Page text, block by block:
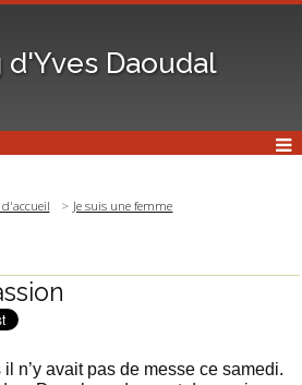
d'Yves Daoudal
d'accueil Je suis une femme
n’y avait pas de messe ce samedi.